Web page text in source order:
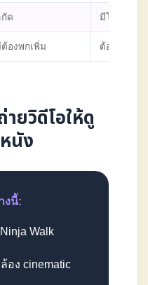
กัด มีโหมด
องพกเพิ่ม ต้องมีอุปก
ยวิดีโอให้ดู
นัง
งนี้:
Walk
อง cinematic